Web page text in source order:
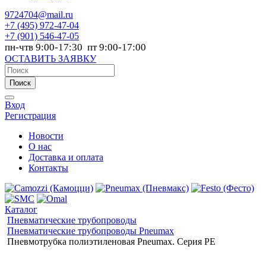
9724704@mail.ru
+7 (495) 972-47-04
+7 (901) 546-47-05
пн-чтв 9:00-17:30 пт 9:00-17:00
ОСТАВИТЬ ЗАЯВКУ
Поиск
Вход
Регистрация
Новости
О нас
Доставка и оплата
Контакты
Каталог
Пневматические трубопроводы
Пневматические трубопроводы Pneumax
Пневмотрубка полиэтиленовая Pneumax. Серия PE